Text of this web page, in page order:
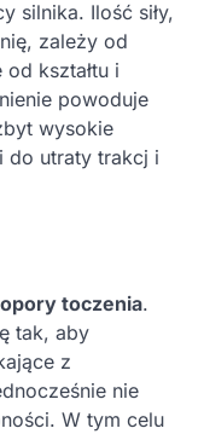
silnika. Ilość siły,
zależy od
kształtu i
powoduje
wysokie
do utraty trakcj i
opory toczenia.
tak, aby
z
nie
W tym celu